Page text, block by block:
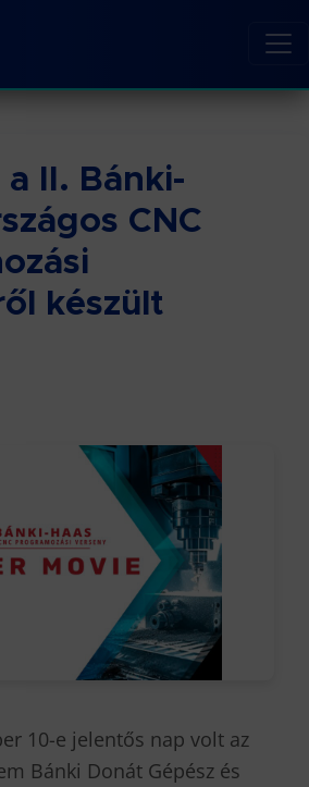
II. Bánki-
CNC
készült
10-e jelentős nap volt az
Bánki Donát Gépész és